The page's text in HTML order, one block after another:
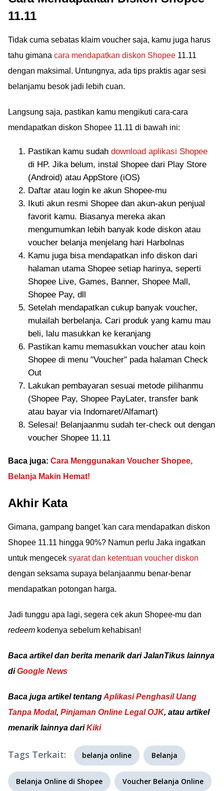
11.11
Tidak cuma sebatas klaim voucher saja, kamu juga harus
tahu gimana cara mendapatkan diskon Shopee 11.11
dengan maksimal. Untungnya, ada tips praktis agar sesi
belanjamu besok jadi lebih cuan.
Langsung saja, pastikan kamu mengikuti cara-cara
mendapatkan diskon Shopee 11.11 di bawah ini:
Pastikan kamu sudah download aplikasi Shopee
di HP. Jika belum, instal Shopee dari Play Store
(Android) atau AppStore (iOS)
Daftar atau login ke akun Shopee-mu
Ikuti akun resmi Shopee dan akun-akun penjual
favorit kamu. Biasanya mereka akan
mengumumkan lebih banyak kode diskon atau
voucher belanja menjelang hari Harbolnas
Kamu juga bisa mendapatkan info diskon dari
halaman utama Shopee setiap harinya, seperti
Shopee Live, Games, Banner, Shopee Mall,
Shopee Pay, dll
Setelah mendapatkan cukup banyak voucher,
mulailah berbelanja. Cari produk yang kamu mau
beli, lalu masukkan ke keranjang
Pastikan kamu memasukkan voucher atau koin
Shopee di menu "Voucher" pada halaman Check
Out
Lakukan pembayaran sesuai metode pilihanmu
(Shopee Pay, Shopee PayLater, transfer bank
atau bayar via Indomaret/Alfamart)
Selesai! Belanjaanmu sudah ter-check out dengan
voucher Shopee 11.11
Baca juga: Cara Menggunakan Voucher Shopee,
Belanja Makin Hemat!
Akhir Kata
Gimana, gampang banget 'kan cara mendapatkan diskon
Shopee 11.11 hingga 90%? Namun perlu Jaka ingatkan
untuk mengecek syarat dan ketentuan voucher diskon
dengan seksama supaya belanjaanmu benar-benar
mendapatkan potongan harga.
Jadi tunggu apa lagi, segera cek akun Shopee-mu dan
redeem kodenya sebelum kehabisan!
Baca artikel dan berita menarik dari JalanTikus lainnya
diGoogle News
Baca juga artikel tentangAplikasi Penghasil Uang
Tanpa Modal, Pinjaman Online Legal OJK, atau artikel
menarik lainnya dariKiki
Tags Terkait: belanja online Belanja
Belanja Online di Shopee Voucher Belanja Online